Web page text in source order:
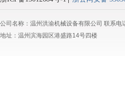
公司名称：温州洪渝机械设备有限公司 联系
地址：温州滨海园区港盛路14号四楼